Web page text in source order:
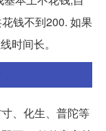
钱不到200. 如果
时间长。
、化生、普陀等